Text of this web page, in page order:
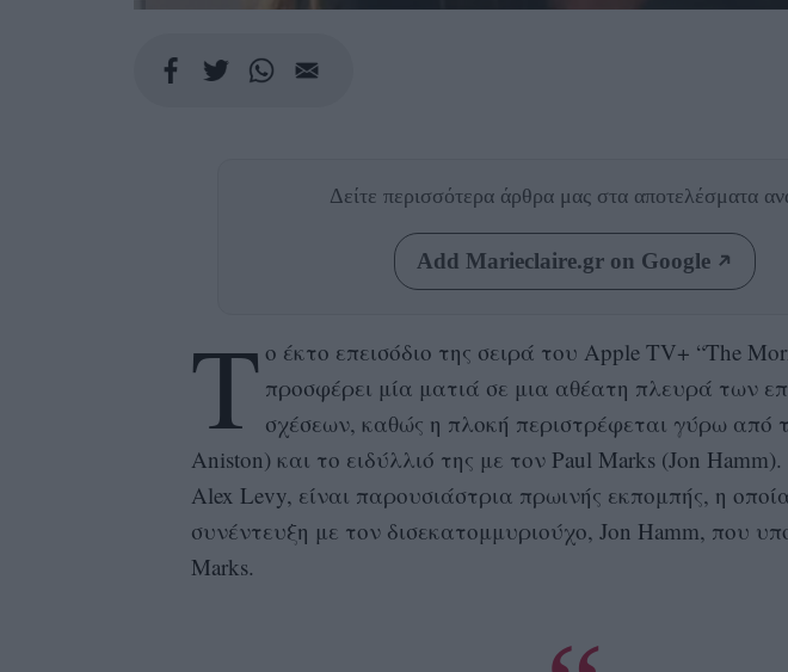
Δείτε περισσότερα άρθρα μας στα αποτελέσματα
Add Marieclaire.gr on Google
Τ ο έκτο επεισόδιο της σειρά του Apple TV+ “The
προσφέρει μία ματιά σε μια αθέατη πλευρά των
σχέσεων, καθώς η πλοκή περιστρέφεται γύρω από
Aniston) και το ειδύλλιό της με τον Paul Marks (Jon
Alex Levy, είναι παρουσιάστρια πρωινής εκπομπής, η
συνέντευξη με τον δισεκατομμυριούχο, Jon Hamm, που
Marks.